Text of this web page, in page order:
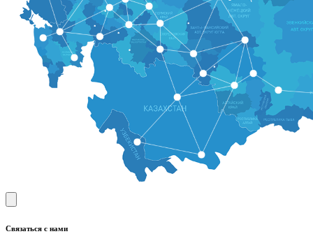
Связаться с нами